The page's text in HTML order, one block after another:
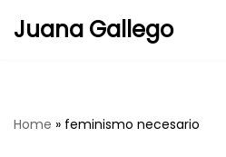
Juana Gallego
Home » feminismo necesario